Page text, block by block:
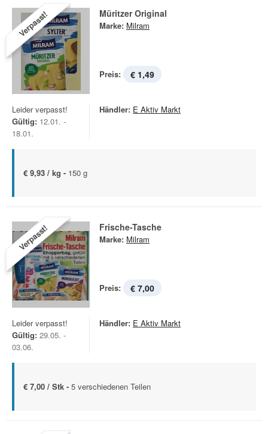
Verpasst! Müritzer Original
Marke: Milram
Preis: € 1,49
Leider verpasst!
Gültig: 12.01. -
18.01.
Händler: E Aktiv Markt
€ 9,93 / kg - 150 g
Verpasst! Frische-Tasche
Marke: Milram
Preis: € 7,00
Leider verpasst!
Gültig: 29.05. -
03.06.
Händler: E Aktiv Markt
€ 7,00 / Stk - 5 verschiedenen Teilen